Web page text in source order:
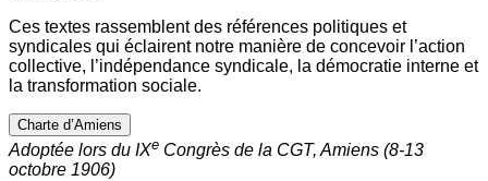
Ces textes rassemblent des références politiques et
syndicales qui éclairent notre manière de concevoir l’action
collective, l’indépendance syndicale, la démocratie interne et
la transformation sociale.
Charte d’Amiens
Adoptée lors du IXe Congrès de la CGT, Amiens (8-13
octobre 1906)